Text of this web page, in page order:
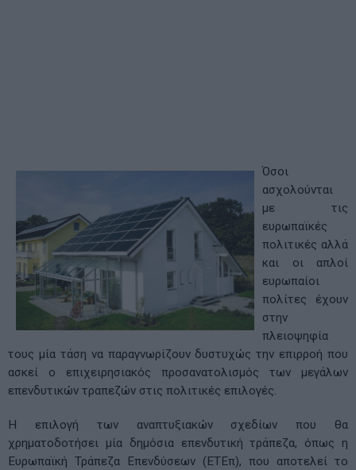
Όσοι
ασχολούνται
με τις
ευρωπαϊκές
πολιτικές αλλά
και οι απλοί
ευρωπαίοι
πολίτες έχουν
στην
πλειοψηφία
τους μία τάση να παραγνωρίζουν δυστυχώς την επιρροή που
ασκεί ο επιχειρησιακός προσανατολισμός των μεγάλων
επενδυτικών τραπεζών στις πολιτικές επιλογές.
Η επιλογή των αναπτυξιακών σχεδίων που θα
χρηματοδοτήσει μία δημόσια επενδυτική τράπεζα, όπως η
Ευρωπαϊκή Τράπεζα Επενδύσεων (ΕΤΕπ), που αποτελεί το